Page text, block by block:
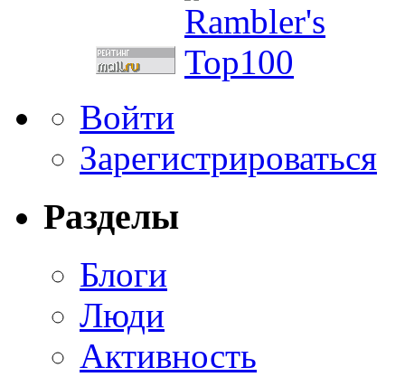
Войти
Зарегистрироваться
Разделы
Блоги
Люди
Активность